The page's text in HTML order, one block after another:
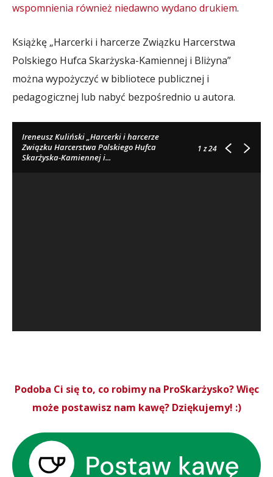
wspomnienia również niedawno wydano drukiem.
Książkę „Harcerki i harcerze Związku Harcerstwa
Polskiego Hufca Skarżyska-Kamiennej i Bliżyna”
można wypożyczyć w bibliotece publicznej i
pedagogicznej lub nabyć bezpośrednio u autora.
Ireneusz Kuliński „Harcerki i harcerze
Związku Harcerstwa Polskiego Hufca
Skarżyska-Kamiennej i...
1z 24
Podoba Ci się to, co robimy na ProSkarżysko? Więc
może postawisz nam kawę? Dziękujemy! :)